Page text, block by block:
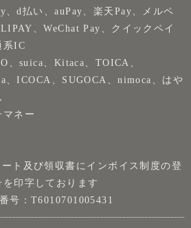
、d払い、auPay、楽天Pay、メルペ
、WeChat Pay、クイックペイ
系IC
、suica、Kitaca、TOICA、
、ICOCA、SUGOCA、nimoca、はや
ネー
ト及び領収書にインボイス制度の登
を印字しております
号：T6010701005431